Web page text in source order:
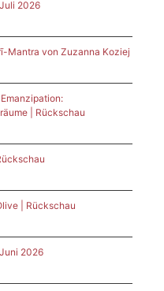
2026
Mantra von Zuzanna Koziej
| Rückschau
| Rückschau
2026